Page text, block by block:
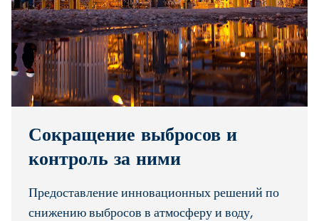
Сокращение выбросов и
контроль за ними
Предоставление инновационных решений по
снижению выбросов в атмосферу и воду,